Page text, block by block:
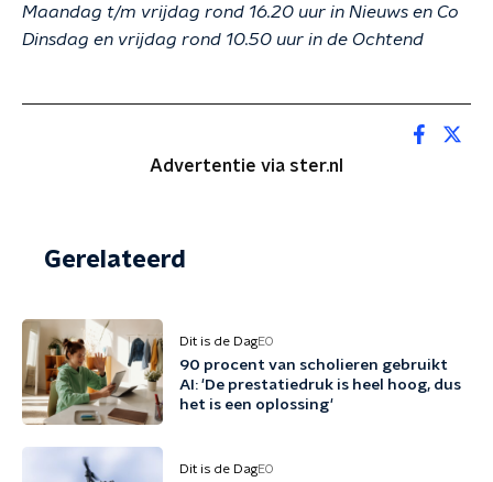
Maandag t/m vrijdag rond 16.20 uur in Nieuws en Co
Dinsdag en vrijdag rond 10.50 uur in de Ochtend
Advertentie via ster.nl
Gerelateerd
Dit is de DagEO
90 procent van scholieren gebruikt
AI: 'De prestatiedruk is heel hoog, dus
het is een oplossing'
Dit is de DagEO